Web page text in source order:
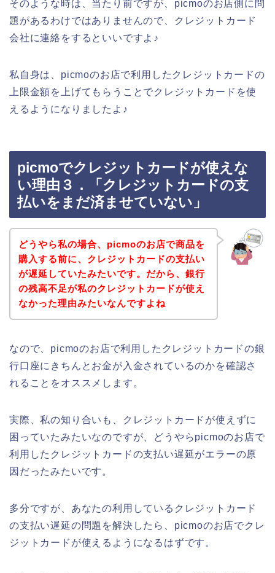
そのような時は、当たり前ですが、picmoのお店側に問
題があるわけではありませんので、クレジットカード
会社に連絡をするといいですよ♪
私自身は、picmoのお店で利用したクレジットカードの
上限金額を上げてもらうことでクレジットカードを使
えるようになりましたよ♪
picmoでクレジットカードが使えな
い理由３．「クレジットカードの支
払いをまだ済ませていない」
どうやら私の場合、picmoのお店で商品を
購入する前に、クレジットカードの支払い
が遅延していたみたいです。だから、銀行
の残高不足が私のクレジットカードが使え
なかった理由みたいなんですよね
なので、picmoのお店で利用したクレジットカードの銀
行口座にきちんとお金が入金されているのかを確認さ
れることをオススメします。
実際、私の知り合いも、クレジットカードが使えずに
困っていたみたいなのですが、どうやらpicmoのお店で
利用したクレジットカードの支払い遅延がエラーの原
因だったみたいです。
多分ですが、あなたの利用しているクレジットカード
の支払い遅延の問題を解決したら、picmoのお店でクレ
ジットカードが使えるようになるはずです。